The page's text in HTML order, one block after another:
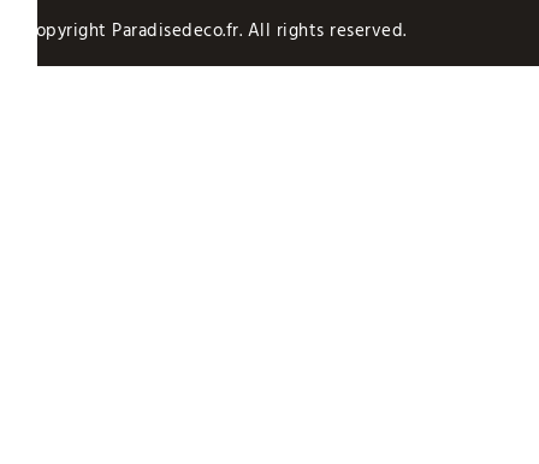
Copyright Paradisedeco.fr. All rights reserved.